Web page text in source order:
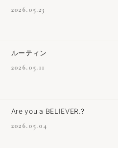
2026.05.23
ルーティン
2026.05.11
Are you a BELIEVER.?
2026.05.04